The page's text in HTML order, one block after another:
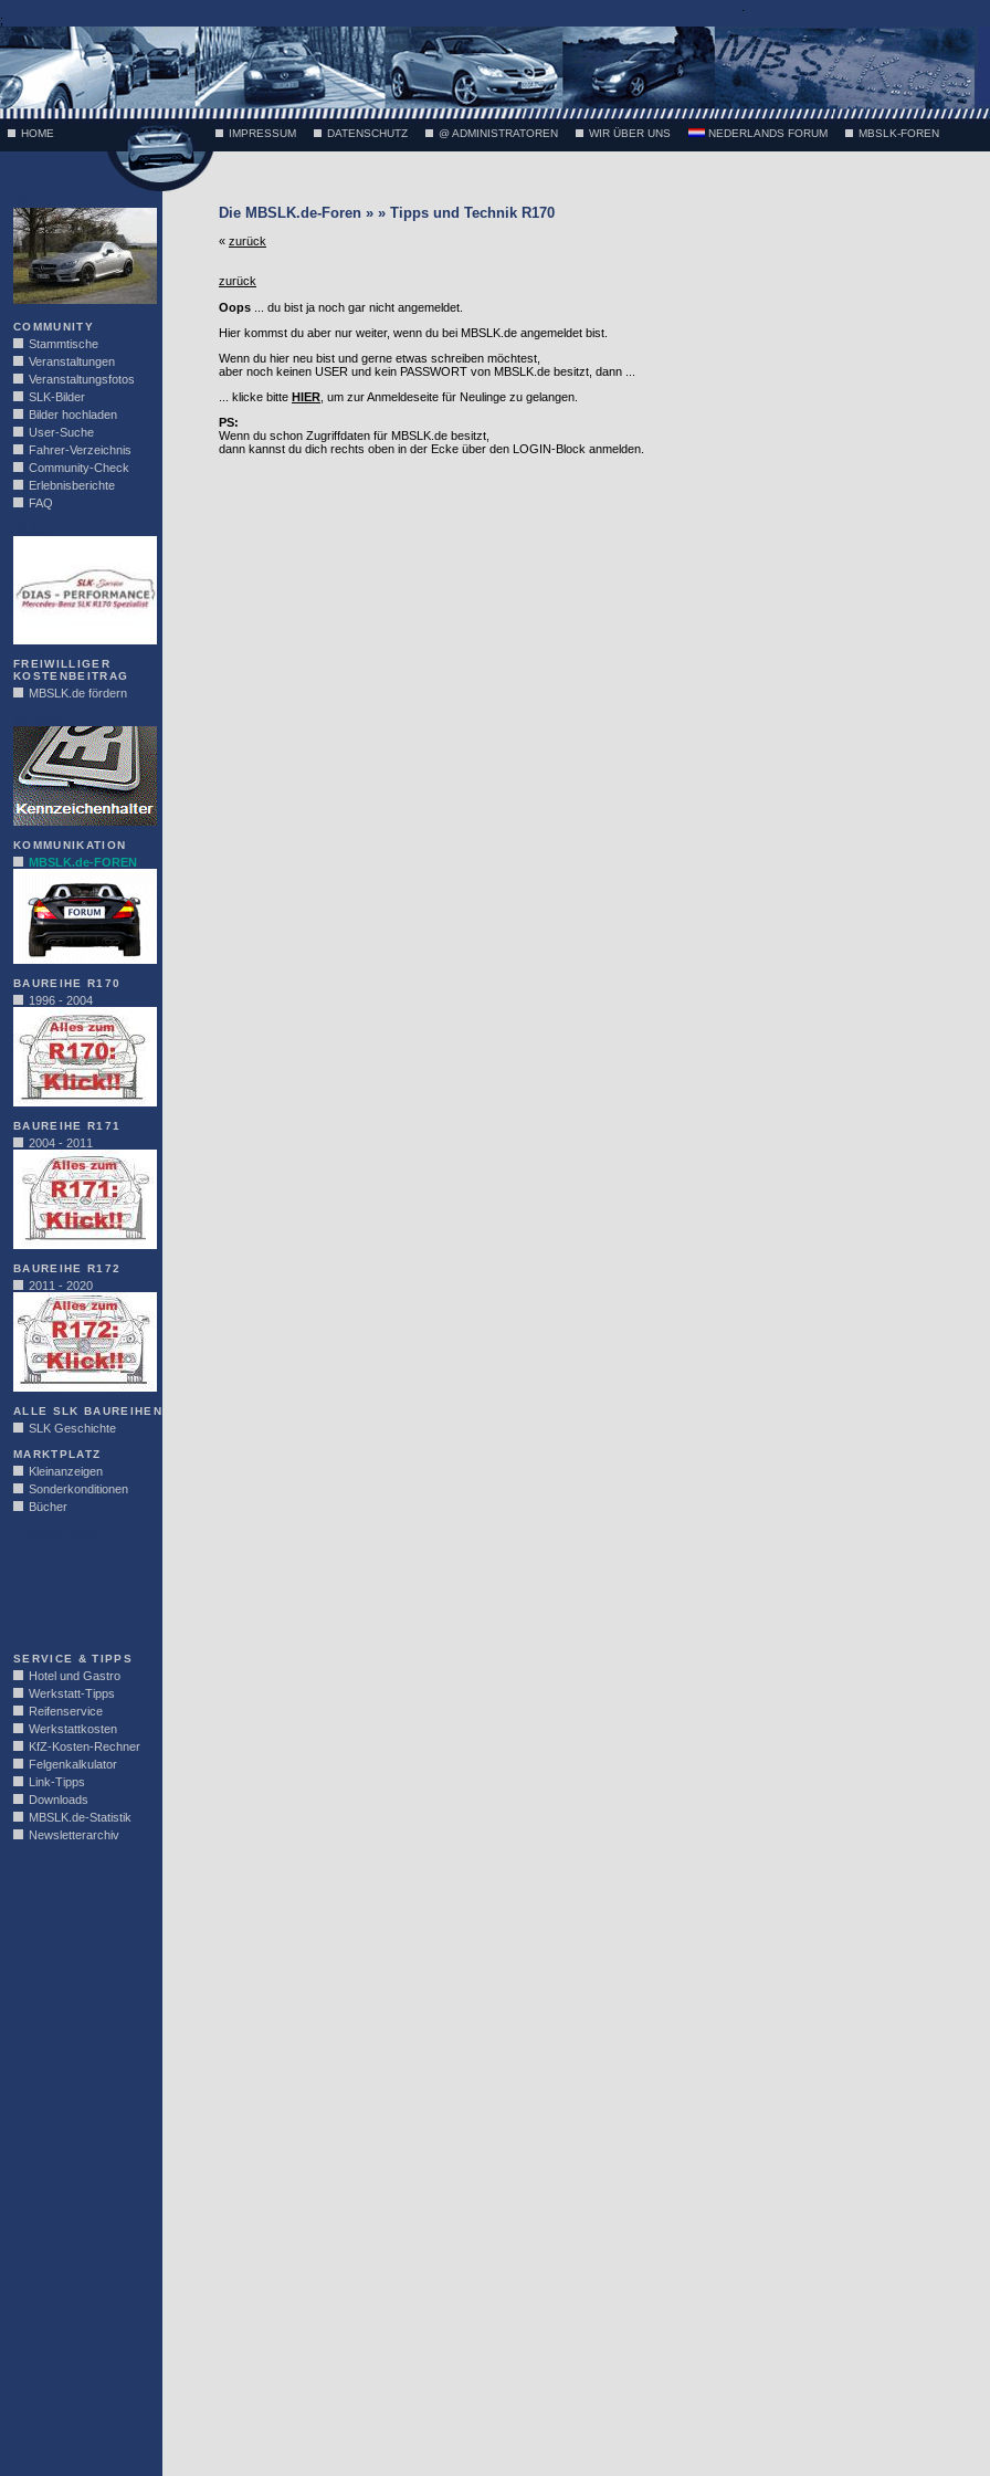
;
HOME IMPRESSUM DATENSCHUTZ @ ADMINISTRATOREN WIR ÜBER UNS NEDERLANDS FORUM MBSLK-FOREN
COMMUNITY
Stammtische
Veranstaltungen
Veranstaltungsfotos
SLK-Bilder
Bilder hochladen
User-Suche
Fahrer-Verzeichnis
Community-Check
Erlebnisberichte
FAQ
FREIWILLIGER
KOSTENBEITRAG
MBSLK.de fördern
KOMMUNIKATION
MBSLK.de-FOREN
BAUREIHE R170
1996 - 2004
BAUREIHE R171
2004 - 2011
BAUREIHE R172
2011 - 2020
ALLE SLK BAUREIHEN
SLK Geschichte
MARKTPLATZ
Kleinanzeigen
Sonderkonditionen
Bücher
SERVICE & TIPPS
Hotel und Gastro
Werkstatt-Tipps
Reifenservice
Werkstattkosten
KfZ-Kosten-Rechner
Felgenkalkulator
Link-Tipps
Downloads
MBSLK.de-Statistik
Newsletterarchiv
Die MBSLK.de-Foren » » Tipps und Technik R170
« zurück
zurück
Oops ... du bist ja noch gar nicht angemeldet.
Hier kommst du aber nur weiter, wenn du bei MBSLK.de angemeldet bist.
Wenn du hier neu bist und gerne etwas schreiben möchtest,
aber noch keinen USER und kein PASSWORT von MBSLK.de besitzt, dann ...
... klicke bitte HIER , um zur Anmeldeseite für Neulinge zu gelangen.
PS:
Wenn du schon Zugriffdaten für MBSLK.de besitzt,
dann kannst du dich rechts oben in der Ecke über den LOGIN-Block anmelden.